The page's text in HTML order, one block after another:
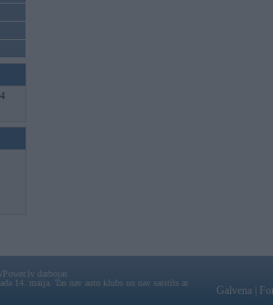
darbojas
14. maija. Tas nav auto klubs un nav saistīts ar
Galvena